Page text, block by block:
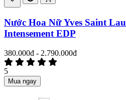
Nước Hoa Nữ Yves Saint
Intensement EDP
380.000đ - 2.790.000đ
5
Mua ngay